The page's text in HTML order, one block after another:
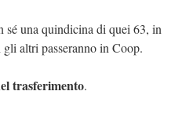
sé una quindicina di quei 63, in
altri passeranno in Coop.
trasferimento.